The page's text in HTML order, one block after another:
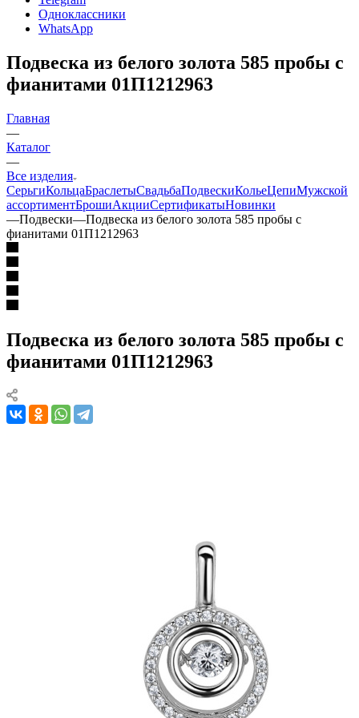
Одноклассники
WhatsApp
Подвеска из белого золота 585 пробы с
фианитами 01П1212963
Главная
—
Каталог
—
Все изделия
СерьгиКольцаБраслетыСвадьбаПодвескиКольеЦепиМужской
ассортиментБрошиАкцииСертификатыНовинки
—Подвески—Подвеска из белого золота 585 пробы с
фианитами 01П1212963
Подвеска из белого золота 585 пробы с
фианитами 01П1212963